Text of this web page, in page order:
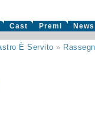
Cast Premi News
È Servito »